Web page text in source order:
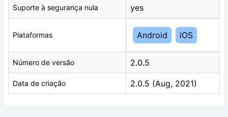
Suporte à segurança nula yes
Plataformas Android iOS
Número de versão 2.0.5
Data de criação 2.0.5 (Aug, 2021)